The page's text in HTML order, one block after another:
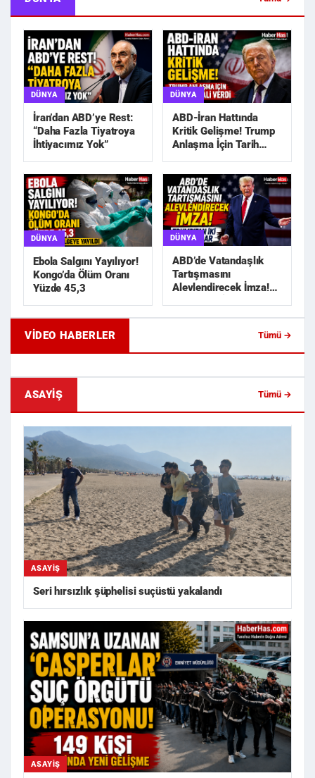
DÜNYA
İran’dan ABD’ye Rest:
“Daha Fazla Tiyatroya
İhtiyacımız Yok”
DÜNYA
ABD-İran Hattında
Kritik Gelişme! Trump
Anlaşma İçin Tarih
DÜNYA
Ebola Salgını Yayılıyor!
Kongo’da Ölüm Oranı
Yüzde 45,3
DÜNYA
ABD’de Vatandaşlık
Tartışmasını
Alevlendirecek İmza!
Karar
VIDEO HABERLER
Tümü →
Geride Bıraktığı Mektup Tefecilik
Samsun'da Lise
ASAYIŞ Tümü →
ASAYIŞ
Seri hırsızlık şüphelisi suçüstü yakalandı
ASAYIŞ